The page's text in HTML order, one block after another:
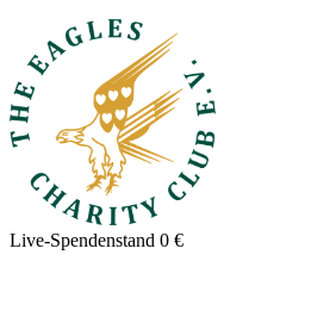
Live-Spendenstand 0 €